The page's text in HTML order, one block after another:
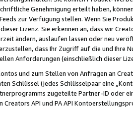
Genehmigung erteilt haben,
zur Verfügung stellen. Wenn Sie
Lizenz. Sie erkennen an, dass wir
ändern, auslaufen lassen oder neu
dass Ihr Zugriff auf die und Ihre
Anforderungen (einschließlich dieser
und zum Stellen von Anfragen an
Schlüssel (jedes Schlüsselpaar eine
zugeteilte Partner-ID oder
Creators API und PA API